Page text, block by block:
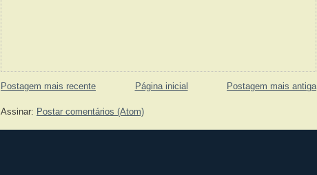
Postagem mais recente Postagem mais antiga
Página inicial
Assinar: Postar comentários (Atom)